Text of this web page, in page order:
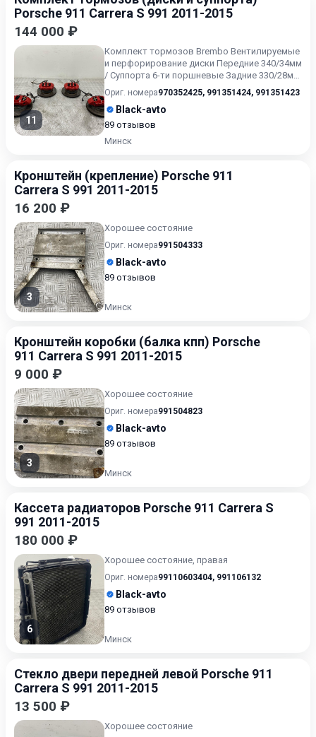
Porsche 911 Carrera S 991 2011-2015
144 000 ₽
11
Комплект тормозов Brembo Вентилируемые
и перфорирование диски Передние 340/34мм
/ Суппорта 6-ти поршневые Задние 330/28мм.
Суппорта 4-ёх...
Ориг. номера970352425, 991351424, 991351423
Black-avto
89 отзывов
Минск
Кронштейн (крепление) Porsche 911
Carrera S 991 2011-2015
16 200 ₽
3
Хорошее состояние
Ориг. номера991504333
Black-avto
89 отзывов
Минск
Кронштейн коробки (балка кпп) Porsche
911 Carrera S 991 2011-2015
9 000 ₽
3
Хорошее состояние
Ориг. номера991504823
Black-avto
89 отзывов
Минск
Кассета радиаторов Porsche 911 Carrera S
991 2011-2015
180 000 ₽
6
Хорошее состояние, правая
Ориг. номера99110603404, 991106132
Black-avto
89 отзывов
Минск
Стекло двери передней левой Porsche 911
Carrera S 991 2011-2015
13 500 ₽
Хорошее состояние